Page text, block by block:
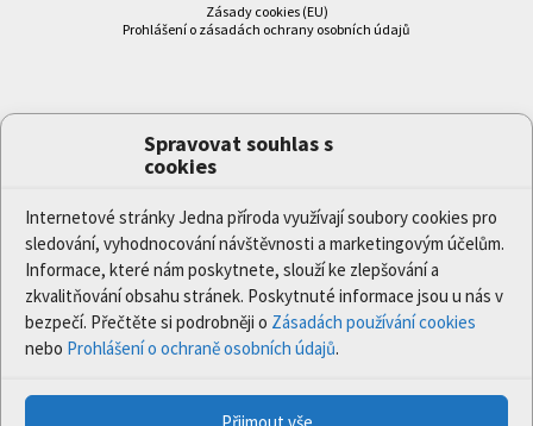
Spravovat souhlas s
cookies
Internetové stránky Jedna příroda využívají soubory cookies pro
sledování, vyhodnocování návštěvnosti a marketingovým účelům.
Informace, které nám poskytnete, slouží ke zlepšování a
zkvalitňování obsahu stránek. Poskytnuté informace jsou u nás v
bezpečí. Přečtěte si podrobněji o Zásadách používání cookies
nebo Prohlášení o ochraně osobních údajů.
Přijmout vše
Zásady cookies (EU)
Prohlášení o zásadách ochrany osobních údajů